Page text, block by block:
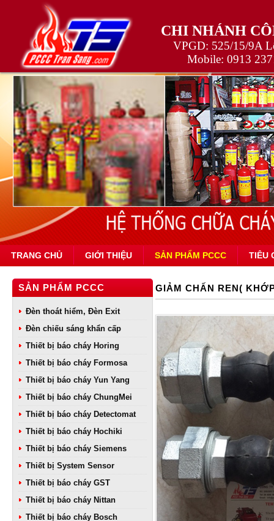
CHI NHÁNH
VPGD: 525/15/9A
Mobile: 0913
TRANG CHỦ GIỚI THIỆU SẢN PHẨM PCCC TIÊU
SẢN PHẨM PCCC
Đèn thoát hiểm, Đèn Exit
Đèn chiếu sáng khẩn cấp
Thiết bị báo cháy Horing
Thiết bị báo cháy Formosa
Thiết bị báo cháy Yun Yang
Thiết bị báo cháy ChungMei
Thiết bị báo cháy Detectomat
Thiết bị báo cháy Hochiki
Thiết bị báo cháy Siemens
Thiết bị System Sensor
Thiết bị báo cháy GST
Thiết bị báo cháy Nittan
Thiết bị báo cháy Bosch
GIẢM CHẤN REN(